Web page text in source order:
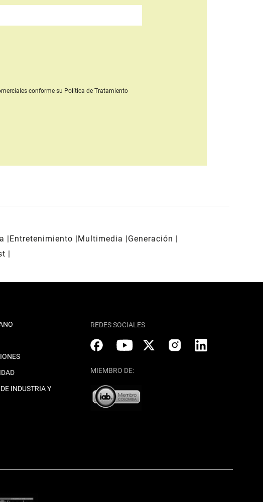
conforme su Política de Tratamiento
Entretenimiento Multimedia
Generación
INDUSTRIA Y
REDES SOCIALES
MIEMBRO DE: